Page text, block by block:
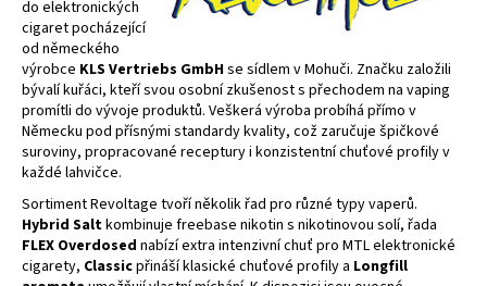
do elektronických
cigaret pocházející
od německého
výrobce KLS Vertriebs GmbHse sídlem v Mohuči. Značku založili
bývalí kuřáci, kteří svou osobní zkušenost s přechodem na vaping
promítli do vývoje produktů. Veškerá výroba probíhá přímo v
Německu pod přísnými standardy kvality, což zaručuje špičkové
suroviny, propracované receptury i konzistentní chuťové profily v
každé lahvičce.
Sortiment Revoltage tvoří několik řad pro různé typy vaperů.
Hybrid Saltkombinuje freebase nikotin s nikotinovou solí, řada
FLEX Overdosed nabízí extra intenzivní chuť pro MTL elektronické
cigarety, Classicpřináší klasické chuťové profily a Longfill
p
o
t
ř
e
b
u
j
e
t